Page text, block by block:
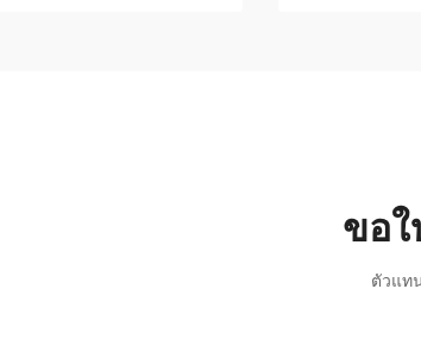
ขอใ
ตัวแท